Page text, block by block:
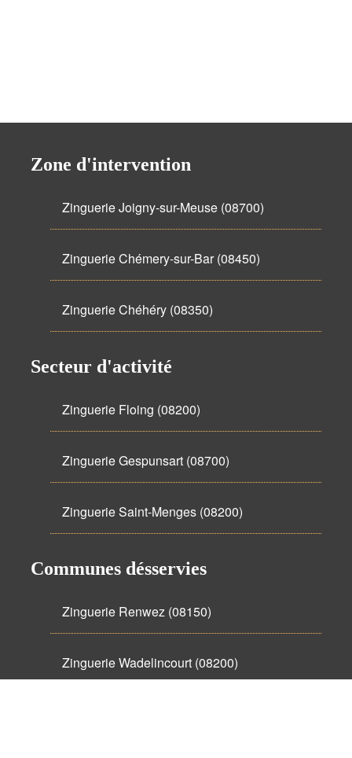
Zone d'intervention
Zinguerie Joigny-sur-Meuse (08700)
Zinguerie Chémery-sur-Bar (08450)
Zinguerie Chéhéry (08350)
Secteur d'activité
Zinguerie Floing (08200)
Zinguerie Gespunsart (08700)
Zinguerie Saint-Menges (08200)
Communes désservies
Zinguerie Renwez (08150)
Zinguerie Wadelincourt (08200)